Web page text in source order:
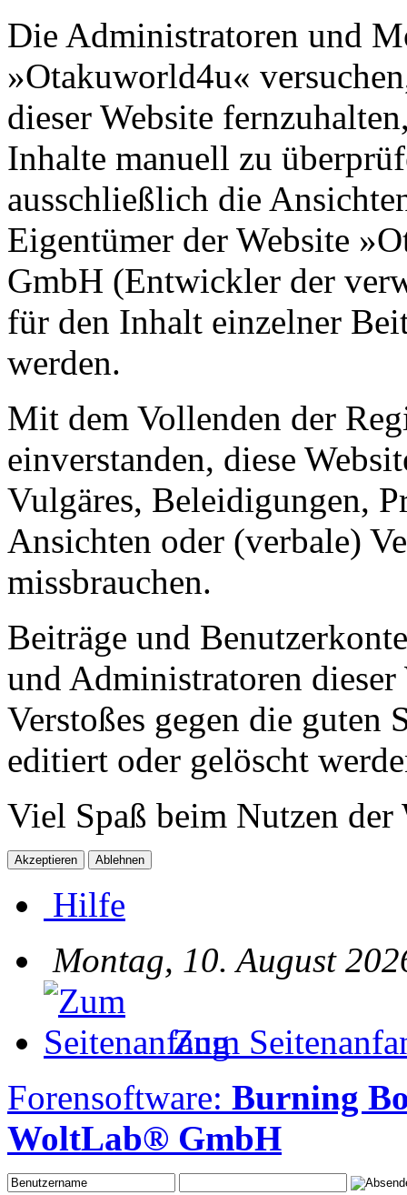
Die Administratoren und
»Otakuworld4u«
dieser Website
Inhalte manuell zu
ausschließlich die
Eigentümer der Website
GmbH (Entwickler der
für den Inhalt einzelner
werden.
Mit dem Vollenden der
einverstanden, diese
Vulgäres, Beleidigungen,
Ansichten oder (verbale)
missbrauchen.
Beiträge und
und Administratoren dieser
Verstoßes gegen die guten
editiert oder gelöscht
Viel Spaß beim Nutzen
Hilfe
Montag, 10. August
Zum
Forensoftware: Burning
WoltLab® GmbH